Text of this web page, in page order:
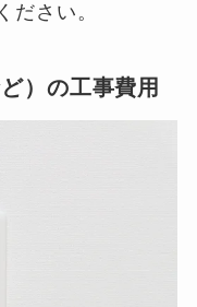
ださい。
）の工事費用